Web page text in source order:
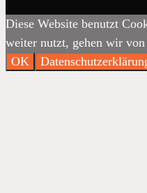
Diese Website benutzt
weiter nutzt, gehen wir
OK